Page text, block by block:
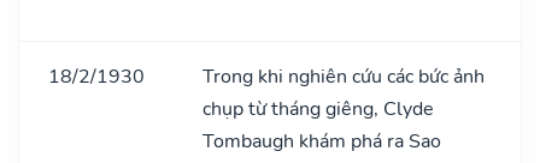
18/2/1930
Trong khi nghiên cứu các bức ảnh
chụp từ tháng giêng, Clyde
Tombaugh khám phá ra Sao